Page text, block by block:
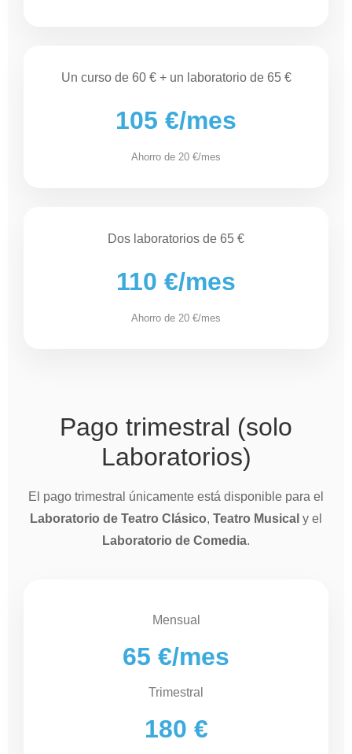
Un curso de 60 € + un laboratorio de 65 €
105 €/mes
Ahorro de 20 €/mes
Dos laboratorios de 65 €
110 €/mes
Ahorro de 20 €/mes
Pago trimestral (solo
Laboratorios)
El pago trimestral únicamente está disponible para el
Laboratorio de Teatro Clásico, Teatro Musical y el
Laboratorio de Comedia.
Mensual
65 €/mes
Trimestral
180 €